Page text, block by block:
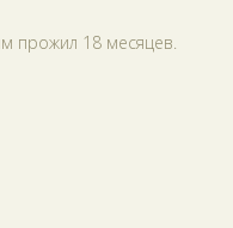
прожил 18 месяцев.